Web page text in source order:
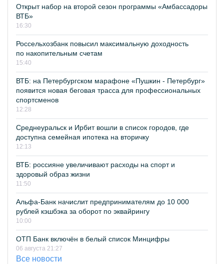
Открыт набор на второй сезон программы «Амбассадоры
ВТБ»
16:30
Россельхозбанк повысил максимальную доходность
по накопительным счетам
15:40
ВТБ: на Петербургском марафоне «Пушкин - Петербург»
появится новая беговая трасса для профессиональных
спортсменов
12:28
Среднеуральск и Ирбит вошли в список городов, где
доступна семейная ипотека на вторичку
12:13
ВТБ: россияне увеличивают расходы на спорт и
здоровый образ жизни
11:50
Альфа-Банк начислит предпринимателям до 10 000
рублей кэшбэка за оборот по эквайрингу
10:00
ОТП Банк включён в белый список Минцифры
06 августа 21:27
Все новости